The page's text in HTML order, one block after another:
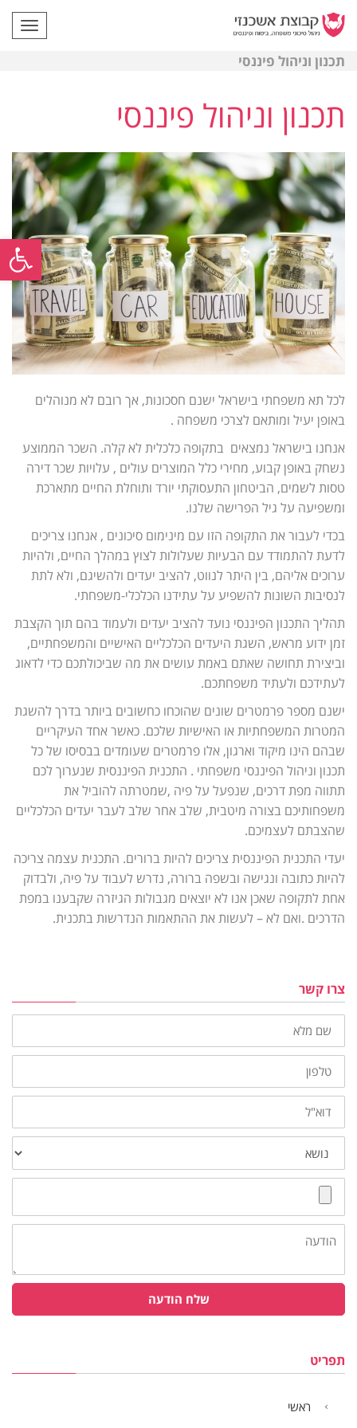
תכנון וניהול פיננסי
תכנון וניהול פיננסי
לכל תא משפחתי בישראל ישנם חסכונות, אך רובם לא מנוהלים
באופן יעיל ומותאם לצרכי משפחה .
אנחנו בישראל נמצאים בתקופה כלכלית לא קלה. השכר הממוצע
נשחק באופן קבוע, מחירי כלל המוצרים עולים , עלויות שכר דירה
טסות לשמים, הביטחון התעסוקתי יורד ותוחלת החיים מתארכת
ומשפיעה על גיל הפרישה שלנו.
בכדי לעבור את התקופה הזו עם מינימום סיכונים , אנחנו צריכים
לדעת להתמודד עם הבעיות שעלולות לצוץ במהלך החיים, ולהיות
ערוכים אליהם, בין היתר לנווט, להציב יעדים ולהשיגם, ולא לתת
לנסיבות השונות להשפיע על עתידנו הכלכלי-משפחתי.
תהליך התכנון הפיננסי נועד להציב יעדים ולעמוד בהם תוך הקצבת
זמן ידוע מראש, השגת היעדים הכלכליים האישיים והמשפחתיים,
וביצירת תחושה שאתם באמת עושים את מה שביכולתכם כדי לדאוג
לעתידכם ולעתיד משפחתכם.
ישנם מספר פרמטרים שונים שהוכחו כחשובים ביותר בדרך להשגת
המטרות המשפחתיות או האישיות שלכם. כאשר אחד העיקריים
שבהם הינו מיקוד וארגון, אלו פרמטרים שעומדים בבסיסו של כל
תכנון וניהול הפיננסי משפחתי . התכנית הפיננסית שנערוך לכם
תתווה מפת דרכים, שנפעל על פיה ,שמטרתה להוביל את
משפחותיכם בצורה מיטבית, שלב אחר שלב לעבר יעדים הכלכליים
שהצבתם לעצמיכם.
יעדי התכנית הפיננסית צריכים להיות ברורים. התכנית עצמה צריכה
להיות כתובה ונגישה ובשפה ברורה, נדרש לעבוד על פיה, ולבדוק
אחת לתקופה שאכן אנו לא יוצאים מגבולות הגיזרה שקבענו במפת
הדרכים .ואם לא – לעשות את ההתאמות הנדרשות בתכנית.
צרו קשר
שם
מלא
טלפון
דוא"ל
נושא
צרף
הודעה
שלח הודעה
תפריט
ראשי